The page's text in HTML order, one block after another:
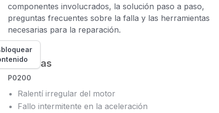
componentes involucrados, la solución paso a paso,
preguntas frecuentes sobre la falla y las herramientas
necesarias para la reparación.
Síntomas
P0200
Ralentí irregular del motor
Fallo intermitente en la aceleración